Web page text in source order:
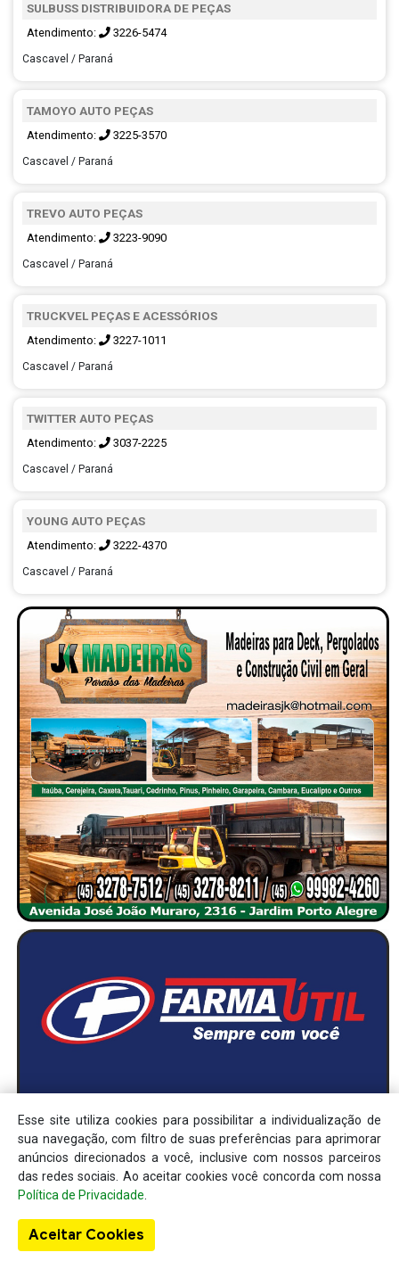
SULBUSS DISTRIBUIDORA DE PEÇAS
Atendimento: 3226-5474
Cascavel / Paraná
TAMOYO AUTO PEÇAS
Atendimento: 3225-3570
Cascavel / Paraná
TREVO AUTO PEÇAS
Atendimento: 3223-9090
Cascavel / Paraná
TRUCKVEL PEÇAS E ACESSÓRIOS
Atendimento: 3227-1011
Cascavel / Paraná
TWITTER AUTO PEÇAS
Atendimento: 3037-2225
Cascavel / Paraná
YOUNG AUTO PEÇAS
Atendimento: 3222-4370
Cascavel / Paraná
Esse site utiliza cookies para possibilitar a individualização de
sua navegação, com filtro de suas preferências para aprimorar
anúncios direcionados a você, inclusive com nossos parceiros
das redes sociais. Ao aceitar cookies você concorda com nossa
Política de Privacidade
Aceitar Cookies